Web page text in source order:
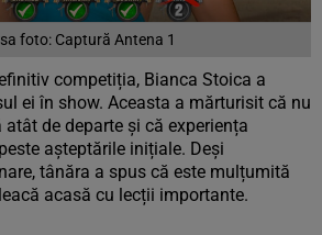
foto: Captură Antena 1
competiția, Bianca Stoica a
ei în show. Aceasta a mărturisit că nu
de departe și că experiența
așteptările inițiale. Deși
tânăra a spus că este mulțumită
acasă cu lecții importante.